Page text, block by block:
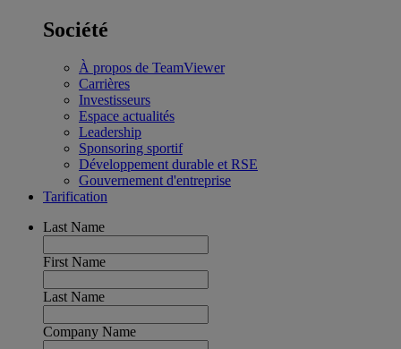
Société
À propos de TeamViewer
Carrières
Investisseurs
Espace actualités
Leadership
Sponsoring sportif
Développement durable et RSE
Gouvernement d'entreprise
Tarification
Last Name
First Name
Last Name
Company Name